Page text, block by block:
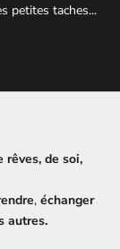
petites taches...
rêves, de soi,
, échanger
autres.